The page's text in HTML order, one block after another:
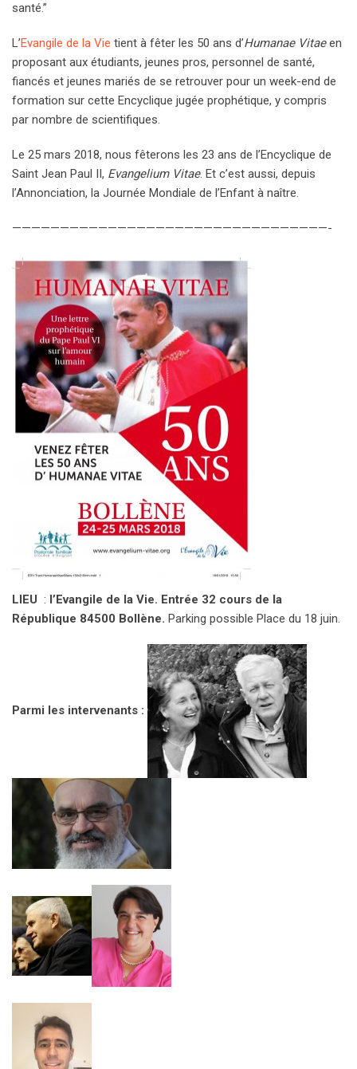
santé.”
L’Evangile de la Vie tient à fêter les 50 ans d’Humanae Vitaeen
proposant aux étudiants, jeunes pros, personnel de santé,
fiancés et jeunes mariés de se retrouver pour un week-end de
formation sur cette Encyclique jugée prophétique, y compris
par nombre de scientifiques.
Le 25 mars 2018, nous fêterons les 23 ans de l’Encyclique de
Saint Jean Paul II, Evangelium Vitae. Et c’est aussi, depuis
l’Annonciation, la Journée Mondiale de l’Enfant à naître.
—————————————————————————————————-
LIEU : l’Evangile de la Vie. Entrée 32 cours de la
République 84500 Bollène. Parking possible Place du 18 juin.
Parmi les intervenants :